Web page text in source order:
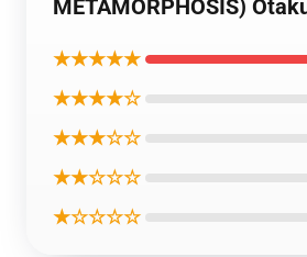
METAMORPHOSIS)
★★★★★
★★★★☆
★★★☆☆
★★☆☆☆
★☆☆☆☆